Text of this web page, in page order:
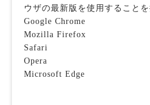
ウザの最新版を使用することを
Google Chrome
Mozilla Firefox
Safari
Opera
Microsoft Edge